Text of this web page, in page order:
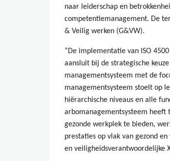
naar leiderschap en
competentiemanagement. De
& Veilig werken (G&VW).
“De implementatie van ISO
aansluit bij de strategische
managementsysteem met de
managementsysteem stoelt op
hiërarchische niveaus en alle
arbomanagementsysteem heeft
gezonde werkplek te bieden,
prestaties op vlak van gezond
en veiligheidsverantwoordelijke